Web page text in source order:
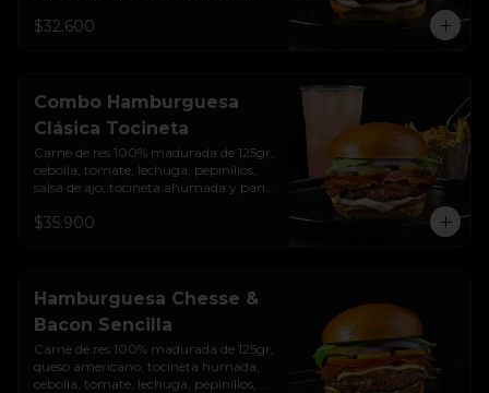
casa
$32.600
Combo Hamburguesa
Clásica Tocineta
Carne de res 100% madurada de 125gr,
cebolla, tomate, lechuga, pepinillos,
salsa de ajo, tocineta ahumada y pan
casa
$35.900
Hamburguesa Chesse &
Bacon Sencilla
Carne de res 100% madurada de 125gr,
queso americano, tocineta humada,
cebolla, tomate, lechuga, pepinillos,